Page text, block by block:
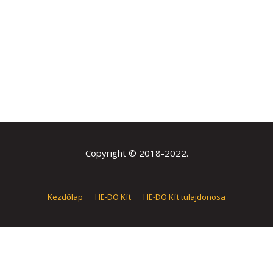
Copyright © 2018-2022.
Kezdőlap HE-DO Kft HE-DO Kft tulajdonosa